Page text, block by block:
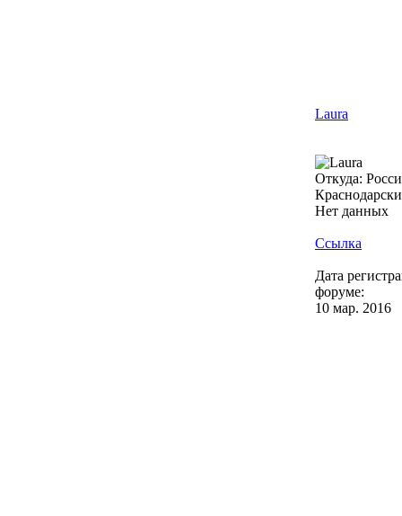
Laura
Откуда:
Нет данных
Ссылка
Дата
форуме:
10 мар. 2016